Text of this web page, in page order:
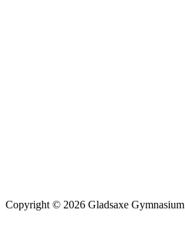
Copyright © 2026 Gladsaxe Gymnasium